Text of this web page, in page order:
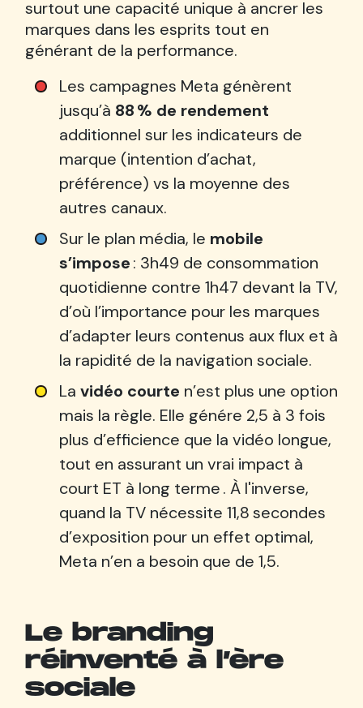
surtout une capacité unique à ancrer les
marques dans les esprits tout en
générant de la performance.
Les campagnes Meta génèrent
jusqu’à 88 % de rendement
additionnel sur les indicateurs de
marque (intention d’achat,
préférence) vs la moyenne des
autres canaux.
Sur le plan média, le mobile
s’impose: 3h49 de consommation
quotidienne contre 1h47 devant la TV,
d’où l’importance pour les marques
d’adapter leurs contenus aux flux et à
la rapidité de la navigation sociale.
La vidéo courte n’est plus une option
mais la règle. Elle génére 2,5 à 3 fois
plus d’efficience que la vidéo longue,
tout en assurant un vrai impact à
court ET à long terme . À l'inverse,
quand la TV nécessite 11,8 secondes
d’exposition pour un effet optimal,
Meta n’en a besoin que de 1,5.
Le branding
réinventé à l’ère
sociale